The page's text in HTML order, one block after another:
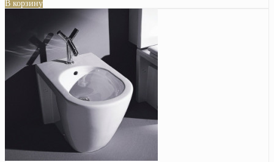
В корзину